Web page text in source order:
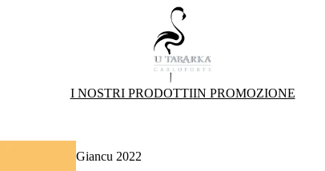
I NOSTRI PRODOTTIIN PROMOZIONE
Giancu 2022